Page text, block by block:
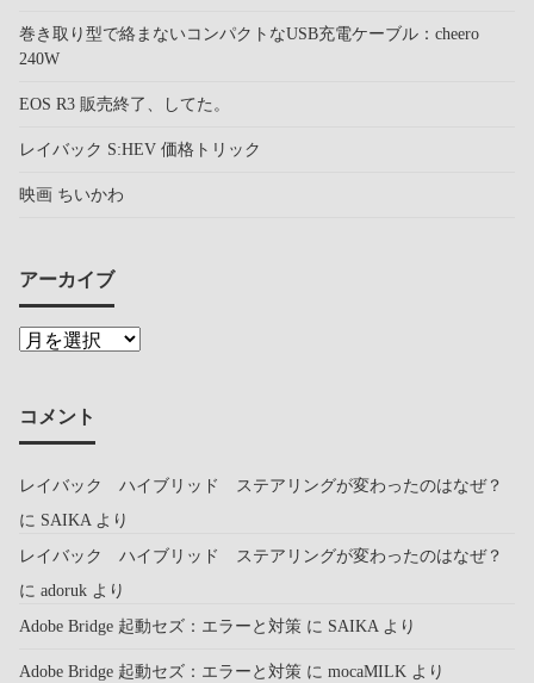
巻き取り型で絡まないコンパクトなUSB充電ケーブル：cheero
240W
EOS R3 販売終了、してた。
レイバック S:HEV 価格トリック
映画 ちいかわ
アーカイブ
コメント
レイバック ハイブリッド ステアリングが変わったのはなぜ？
に SAIKAより
レイバック ハイブリッド ステアリングが変わったのはなぜ？
に adoruk より
Adobe Bridge 起動セズ：エラーと対策 に SAIKAより
Adobe Bridge 起動セズ：エラーと対策 に mocaMILK より